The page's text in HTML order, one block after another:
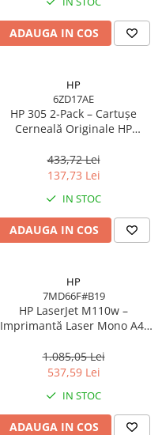
ADAUGA IN COS
HP
6ZD17AE
HP 305 2‑Pack – Cartușe
Cerneală Originale HP
100/120 pagini
433,72 Lei
137,73 Lei
IN STOC
ADAUGA IN COS
HP
7MD66F#B19
HP LaserJet M110w –
Imprimantă Laser Mono A4,
LE
1.085,05 Lei
537,59 Lei
IN STOC
ADAUGA IN COS